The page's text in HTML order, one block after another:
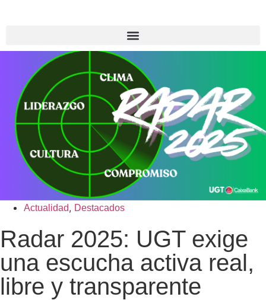
Actualidad, Destacados
Radar 2025: UGT exige
una escucha activa real,
libre y transparente